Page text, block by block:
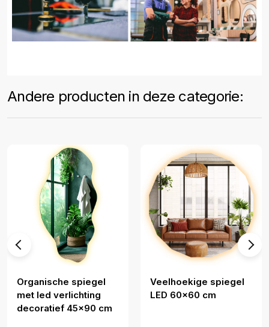
Andere producten in deze categorie:
Organische spiegel
met led verlichting
decoratief 45x90 cm
Veelhoekige spiegel
LED 60x60 cm